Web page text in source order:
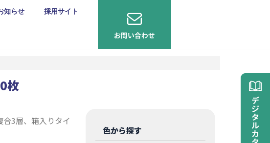
知らせ 採用サイト
枚
3層、箱入りタイ
色から探す